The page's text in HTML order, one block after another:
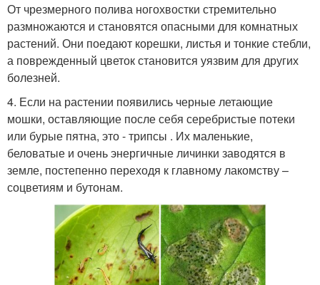
От чрезмерного полива ногохвостки стремительно
размножаются и становятся опасными для комнатных
растений. Они поедают корешки, листья и тонкие стебли,
а поврежденный цветок становится уязвим для других
болезней.
4. Если на растении появились черные летающие
мошки, оставляющие после себя серебристые потеки
или бурые пятна, это - трипсы . Их маленькие,
беловатые и очень энергичные личинки заводятся в
земле, постепенно переходя к главному лакомству –
соцветиям и бутонам.